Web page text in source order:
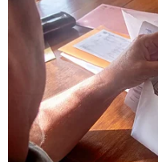
#Trung Quốc
#Ngân
#Nhân dân tệ
#PBOC
Trung Quốc
Theo dõi VietnamPlus